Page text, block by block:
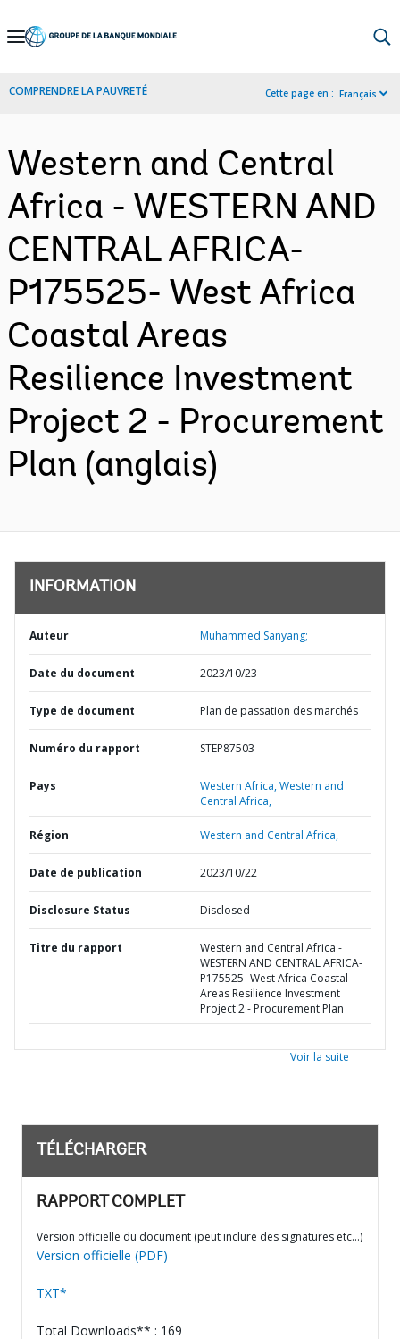
Skip
Navigation
COMPRENDRE LA PAUVRETÉ Cette page en : Français
Western and Central
Africa - WESTERN AND
CENTRAL AFRICA-
P175525- West Africa
Coastal Areas
Resilience Investment
Project 2 - Procurement
Plan (anglais)
INFORMATION
Auteur Muhammed Sanyang;
Date du document 2023/10/23
Type de document Plan de passation des marchés
Numéro du rapport STEP87503
Pays Western Africa,Western and
Central Africa,
Région Western and Central Africa,
Date de publication 2023/10/22
Disclosure Status Disclosed
Titre du rapport
Western and Central Africa -
WESTERN AND CENTRAL AFRICA-
P175525- West Africa Coastal
Areas Resilience Investment
Project 2 - Procurement Plan
Voir la suite
TÉLÉCHARGER
RAPPORT COMPLET
Version officielle du document (peut inclure des signatures etc…)
Version officielle (PDF)
TXT*
Total Downloads** : 169